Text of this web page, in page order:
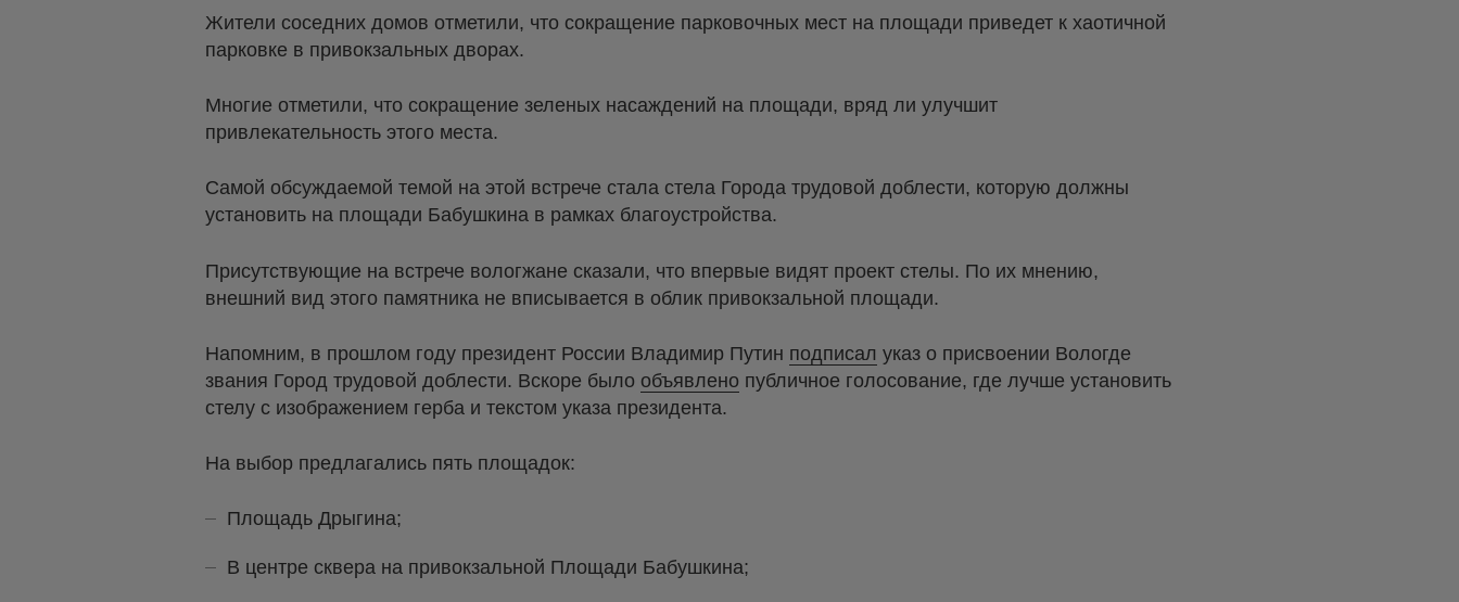
Жители соседних домов отметили, что сокращение парковочных мест на площади приведет к хаотичной
парковке в привокзальных дворах.
Многие отметили, что сокращение зеленых насаждений на площади, вряд ли улучшит
привлекательность этого места.
Самой обсуждаемой темой на этой встрече стала стела Города трудовой доблести, которую должны
установить на площади Бабушкина в рамках благоустройства.
Присутствующие на встрече вологжане сказали, что впервые видят проект стелы. По их мнению,
внешний вид этого памятника не вписывается в облик привокзальной площади.
Напомним, в прошлом году президент России Владимир Путин подписал указ о присвоении Вологде
звания Город трудовой доблести. Вскоре было объявлено публичное голосование, где лучше установить
стелу с изображением герба и текстом указа президента.
На выбор предлагались пять площадок:
Площадь Дрыгина;
В центре сквера на привокзальной Площади Бабушкина;